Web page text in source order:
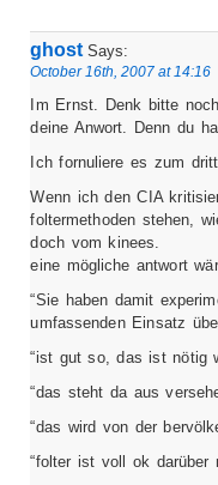
ghost Says:
October 16th, 2007 at 14:16
Im Ernst. Denk bitte
deine Anwort. Denn du
Ich fornuliere es zum
Wenn ich den CIA
foltermethoden stehen,
doch vom kinees.
eine mögliche antwort
“Sie haben damit
umfassenden Einsatz
“ist gut so, das ist nötig
“das steht da aus
“das wird von der
“folter ist voll ok darüber